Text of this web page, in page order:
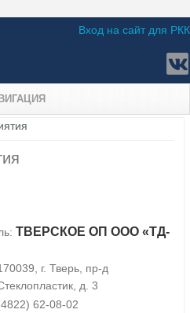
Вход на сайт для РКК
ТВЕРСКОЕ ОП ООО «ТД-
г. Тверь, пр-д
д. 3
62-08-02